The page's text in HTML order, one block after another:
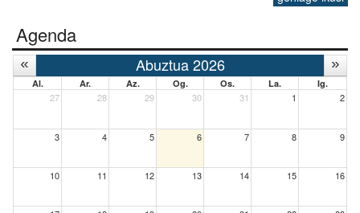
Agenda
Abuztua 2026
Al. Ar. Az. Og. Os. La. Ig.
27 28 29 30 31 1 2
3 4 5 6 7 8 9
10 11 12 13 14 15 16